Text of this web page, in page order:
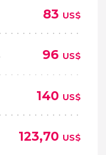
83 US$
96 US$
140 US$
123,70 US$